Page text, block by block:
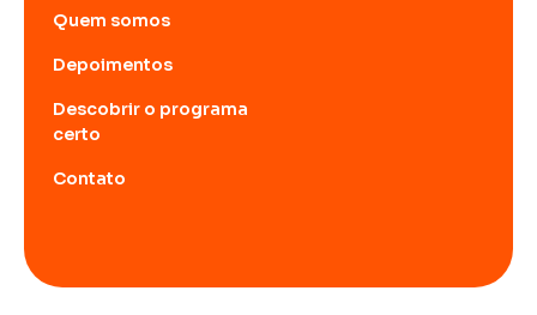
Quem somos
Depoimentos
Descobrir o programa
certo
Contato